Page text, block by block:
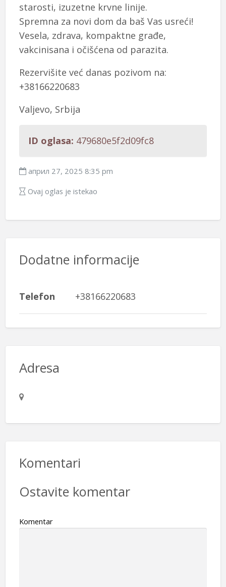
starosti, izuzetne krvne linije.
Spremna za novi dom da baš Vas usreći!
Vesela, zdrava, kompaktne građe,
vakcinisana i očišćena od parazita.
Rezervišite već danas pozivom na:
+38166220683
Valjevo, Srbija
ID oglasa: 479680e5f2d09fc8
април 27, 2025 8:35 pm
Ovaj oglas je istekao
Dodatne informacije
Telefon +38166220683
Adresa
Komentari
Ostavite komentar
Komentar